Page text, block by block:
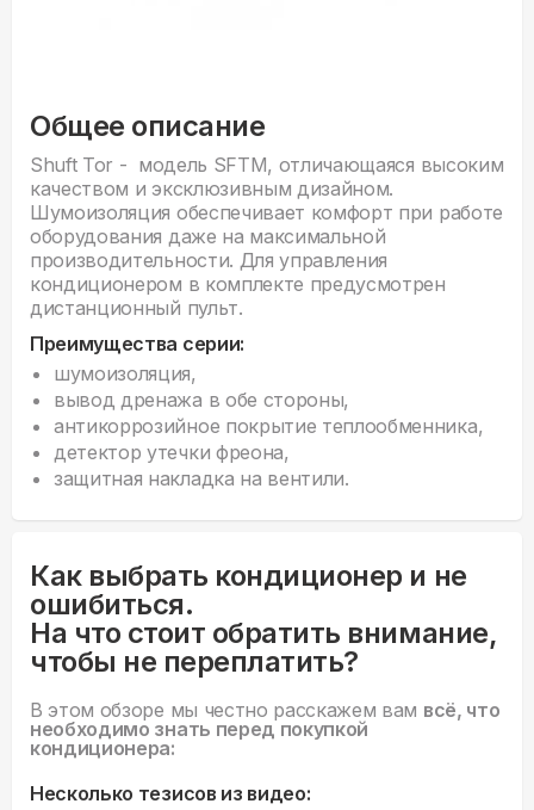
Общее описание
Shuft Tor - модель SFTM, отличающаяся высоким
качеством и эксклюзивным дизайном.
Шумоизоляция обеспечивает комфорт при работе
оборудования даже на максимальной
производительности. Для управления
кондиционером в комплекте предусмотрен
дистанционный пульт.
Преимущества серии:
шумоизоляция,
вывод дренажа в обе стороны,
антикоррозийное покрытие теплообменника,
детектор утечки фреона,
защитная накладка на вентили.
Как выбрать кондиционер и не
ошибиться.
На что стоит обратить внимание,
чтобы не переплатить?
В этом обзоре мы честно расскажем вам всё, что
необходимо знать перед покупкой
кондиционера:
Несколько тезисов из видео: